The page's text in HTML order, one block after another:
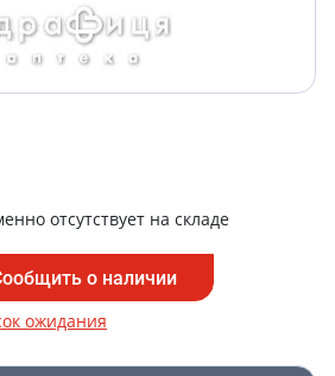
отсутствует на складе
о наличии
ожидания